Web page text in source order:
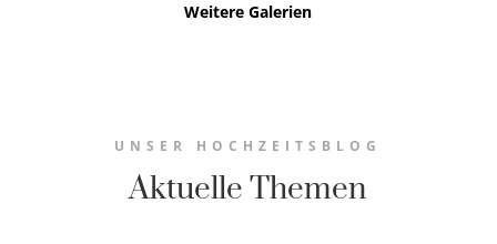
Weitere Galerien
UNSER HOCHZEITSBLOG
Aktuelle Themen